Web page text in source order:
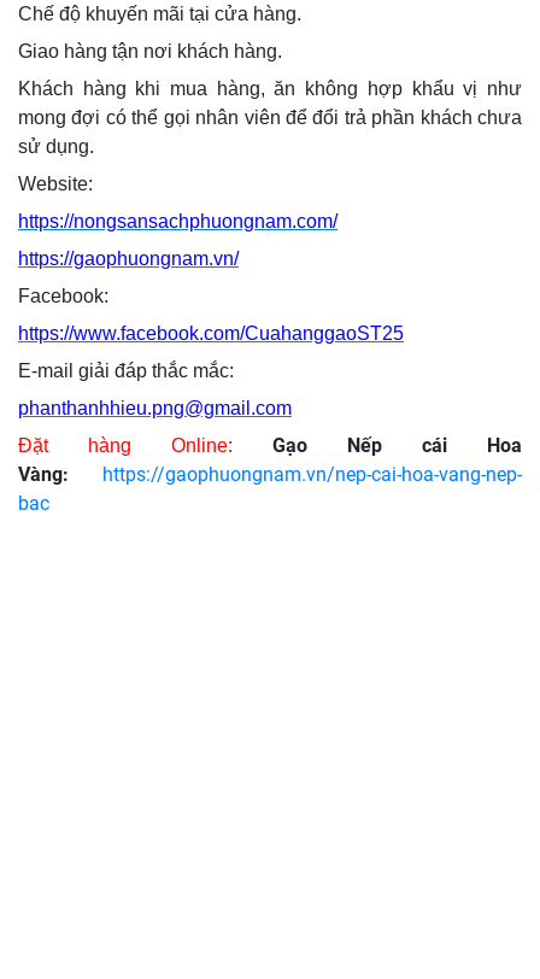
Chế độ khuyến mãi tại cửa hàng.
Giao hàng tận nơi khách hàng.
Khách hàng khi mua hàng, ăn không hợp khẩu vị như
mong đợi có thể gọi nhân viên để đổi trả phần khách chưa
sử dụng.
Website:
https://nongsansachphuongnam.com/
https://gaophuongnam.vn/
Facebook:
https://www.facebook.com/CuahanggaoST25
E-mail giải đáp thắc mắc:
phanthanhhieu.png@gmail.com
Đặt hàng Online: Gạo Nếp cái Hoa
Vàng:
https://gaophuongnam.vn/nep-cai-hoa-vang-nep-
bac